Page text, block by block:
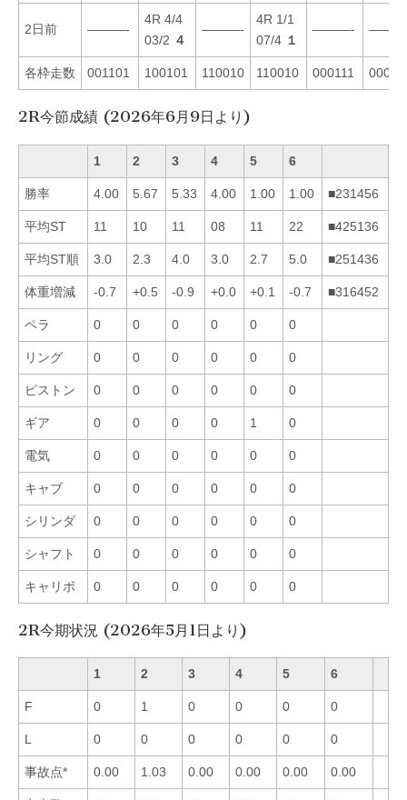
2日前 ———-
4R 4/4
03/2 ４
———-
4R 1/1
07/4 １
———-
各枠走数 001101 100101 110010 110010 000111
2R今節成績 (2026年6月9日より)
1 2 3 4 5 6
勝率 4.00 5.67 5.33 4.00 1.00 1.00 ■231456
平均ST 11 10 11 08 11 22 ■425136
平均ST順 3.0 2.3 4.0 3.0 2.7 5.0 ■251436
体重増減 -0.7 +0.5 -0.9 +0.0 +0.1 -0.7 ■316452
ペラ 0 0 0 0 0 0
リング 0 0 0 0 0 0
ピストン 0 0 0 0 0 0
ギア 0 0 0 0 1 0
電気 0 0 0 0 0 0
キャブ 0 0 0 0 0 0
シリンダ 0 0 0 0 0 0
シャフト 0 0 0 0 0 0
キャリボ 0 0 0 0 0 0
2R今期状況 (2026年5月1日より)
1 2 3 4 5 6
F 0 1 0 0 0 0
L 0 0 0 0 0 0
事故点* 0.00 1.03 0.00 0.00 0.00 0.00